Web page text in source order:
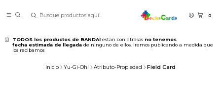
0
TODOS los productos de BANDAI estan con atrasos no tenemos
fecha estimada de llegada de ninguno de ellos. Iremos publicando a medida que
los recibamos
Inicio Yu-Gi-Oh! Atributo-Propiedad Field Card